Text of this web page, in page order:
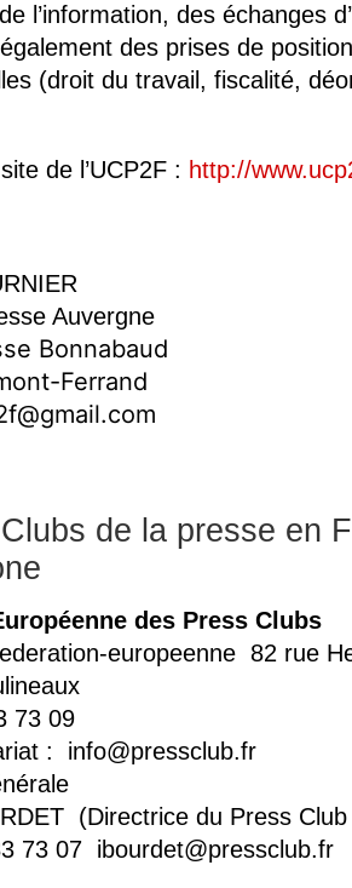
l’information, des échanges
des prises de
(droit du travail, fiscalité,
de l’UCP2F : http://
Auvergne
Bonnabaud
Ferrand
de la presse en
des Press Clubs
europeenne 82 rue
73 09
: info@pressclub.fr
(Directrice du Press
73 07 ibourdet@pressclub.fr